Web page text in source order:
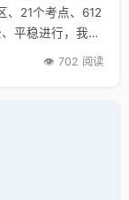
、21个考点、612
平稳进行，我市
场身份核验和考试
👁️ 702 阅读